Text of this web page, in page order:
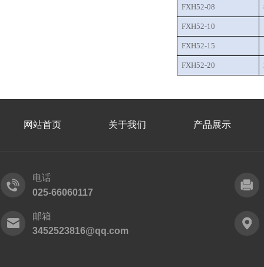
FXH52-08
FXH52-10
FXH52-15
FXH52-20
网站首页 关于我们 产品展示
电话
025-66060117
邮箱
3452523816@qq.com